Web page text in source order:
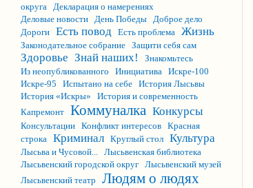
округа Декларация о намерениях
Деловые новости День Победы Доброе дело
Дороги Есть повод Есть проблема Жизнь
Законодательное собрание Защити себя сам
Здоровье Знай наших!
Знакомьтесь
Из неопубликованного
Инициатива Искре-100
Искре-95
Испытано на себе История Лысьвы
История «Искры»
История и современность
Капремонт Коммуналка Конкурсы
Консультации Конфликт интересов Красная
строка Криминал Круглый стол Культура
Лысьва и Чусовой... Лысьвенская библиотека
Лысьвенский городской округ Лысьвенский музей
Лысьвенский театр
Людям о людях